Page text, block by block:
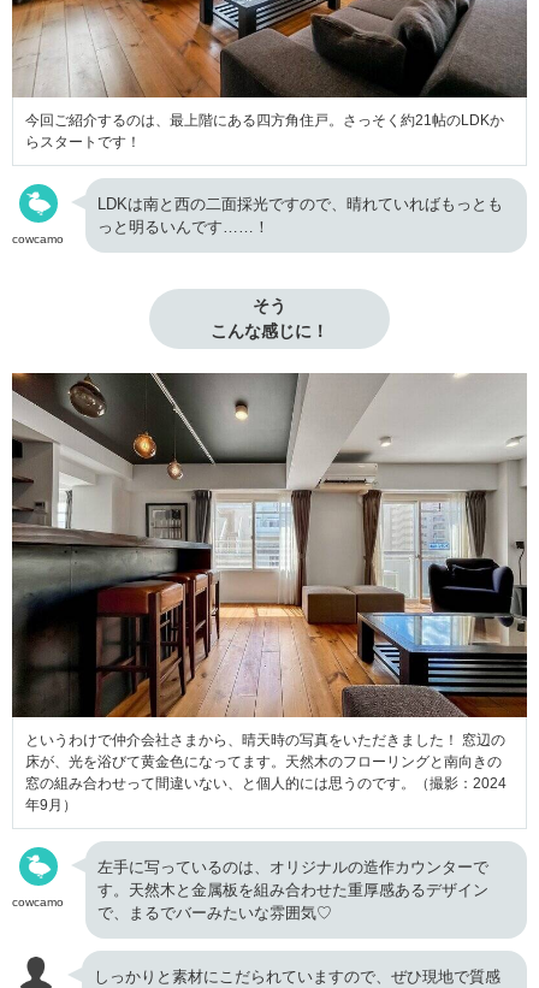
今回ご紹介するのは、最上階にある四方角住戸。さっそく約21帖のLDKか
らスタートです！
cowcamo
LDKは南と西の二面採光ですので、晴れていればもっとも
っと明るいんです……！
そう
こんな感じに！
というわけで仲介会社さまから、晴天時の写真をいただきました！ 窓辺の
床が、光を浴びて黄金色になってます。天然木のフローリングと南向きの
窓の組み合わせって間違いない、と個人的には思うのです。（撮影：2024
年9月）
cowcamo
左手に写っているのは、オリジナルの造作カウンターで
す。天然木と金属板を組み合わせた重厚感あるデザイン
で、まるでバーみたいな雰囲気♡
しっかりと素材にこだられていますので、ぜひ現地で質感